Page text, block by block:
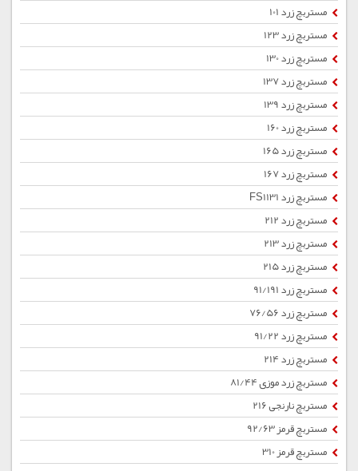
مستربچ زرد 101
مستربچ زرد 123
مستربچ زرد 130
مستربچ زرد 137
مستربچ زرد 139
مستربچ زرد 160
مستربچ زرد 165
مستربچ زرد 167
مستربچ زرد FS1131
مستربچ زرد 212
مستربچ زرد 213
مستربچ زرد 215
مستربچ زرد 91/191
مستربچ زرد 76/56
مستربچ زرد 91/22
مستربچ زرد 214
مستربچ زرد موزی 81/44
مستربچ نارنجی 216
مستربچ قرمز 92/63
مستربچ قرمز 310